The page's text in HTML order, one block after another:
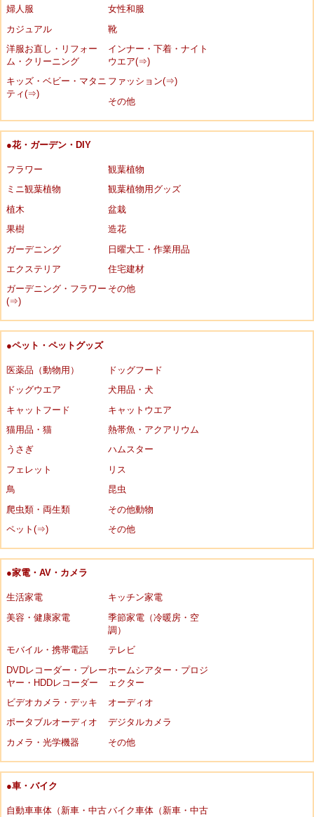
婦人服
女性和服
カジュアル
靴
洋服お直し・リフォー
ム・クリーニング
インナー・下着・ナイト
ウエア(⇒)
キッズ・ベビー・マタニ
ティ(⇒)
ファッション(⇒)
その他
●花・ガーデン・DIY
フラワー
観葉植物
ミニ観葉植物
観葉植物用グッズ
植木
盆栽
果樹
造花
ガーデニング
日曜大工・作業用品
エクステリア
住宅建材
ガーデニング・フラワー
(⇒)
その他
●ペット・ペットグッズ
医薬品（動物用）
ドッグフード
ドッグウエア
犬用品・犬
キャットフード
キャットウエア
猫用品・猫
熱帯魚・アクアリウム
うさぎ
ハムスター
フェレット
リス
鳥
昆虫
爬虫類・両生類
その他動物
ペット(⇒)
その他
●家電・AV・カメラ
生活家電
キッチン家電
美容・健康家電
季節家電（冷暖房・空
調）
モバイル・携帯電話
テレビ
DVDレコーダー・プレー
ヤー・HDDレコーダー
ホームシアター・プロジ
ェクター
ビデオカメラ・デッキ
オーディオ
ポータブルオーディオ
デジタルカメラ
カメラ・光学機器
その他
●車・バイク
自動車車体（新車・中古バイク車体（新車・中古